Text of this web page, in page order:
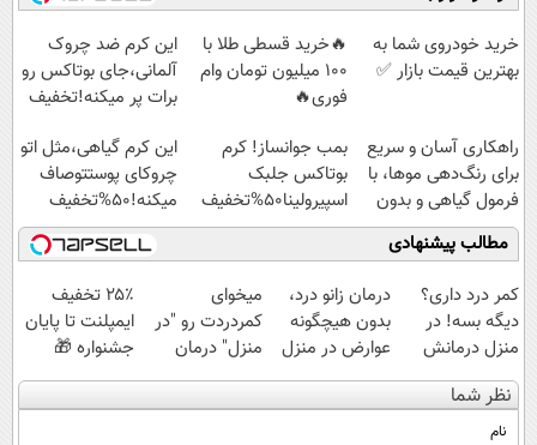
آموزش رایگان
امشب)
سبک و مقاوم |
پرداخت قسطی
◗پرسش‌نامه◖
خرید خودروی شما به
بهترین قیمت بازار ✅
🔥خرید قسطی طلا با
100 میلیون تومان وام
فوری🔥
این کرم ضد چروک
آلمانی،جای بوتاکس رو
برات پر میکنه!تخفیف
راهکاری آسان و سریع
برای رنگ‌دهی موها، با
فرمول گیاهی و بدون
آمونیاک
بمب جوانساز! کرم
بوتاکس جلبک
اسپیرولینا50%تخفیف
این کرم گیاهی،مثل اتو
چروکای پوستتوصاف
میکنه!50%تخفیف
مطالب پیشنهادی
کمر درد داری؟
دیگه بسه! در
منزل درمانش
کن
(◀پرسش‌نامه)
درمان زانو درد،
بدون هیچگونه
عوارض در منزل
(◂پرسش‌نامه)
میخوای
کمردردت رو "در
منزل" درمان
کنی؟ (◂فیلم +
◂پرسش‌نامه)
۲۵٪ تخفیف
ایمپلنت تا پایان
جشنواره 🎁
نظر شما
نام